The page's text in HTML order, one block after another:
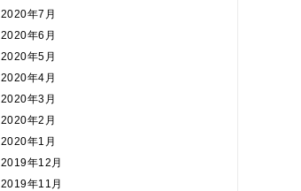
2020年7月
2020年6月
2020年5月
2020年4月
2020年3月
2020年2月
2020年1月
2019年12月
2019年11月